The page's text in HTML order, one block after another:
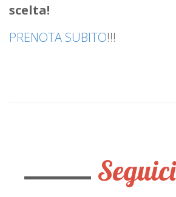
scelta!
PRENOTA SUBITO!!!
Seguici